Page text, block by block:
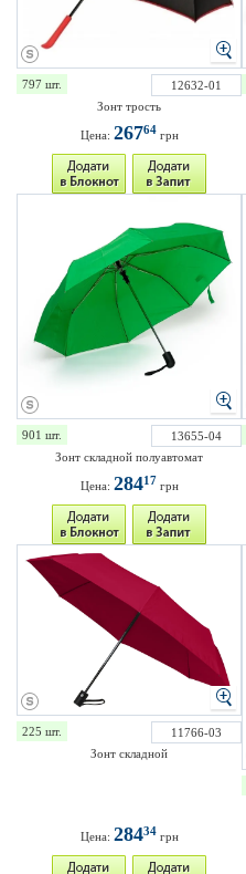
797 шт.
12632-01
Зонт трость
Цена: 26764грн
901 шт.
13655-04
Зонт складной полуавтомат
Цена: 28417 грн
225 шт.
11766-03
Зонт складной
Цена: 28434грн